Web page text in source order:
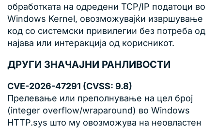
обработката на одредени TCP/IP податоци во
Windows Kernel, овозможувајќи извршување
код со системски привилегии без потреба од
најава или интеракција од корисникот.
ДРУГИ ЗНАЧАЈНИ РАНЛИВОСТИ
CVE-2026-47291 (CVSS: 9.8)
Прелевање или преполнување на цел број
(integer overflow/wraparound) во Windows
HTTP.sys што му овозможува на неовластен